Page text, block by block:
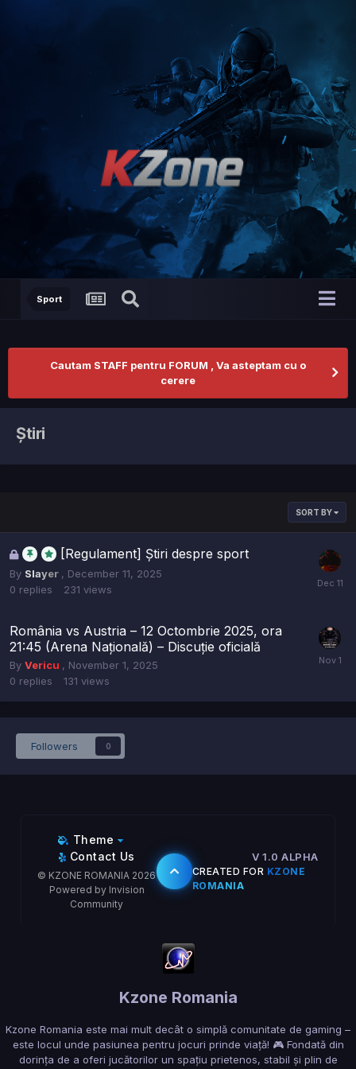
Sport
Cautam STAFF pentru FORUM , Va asteptam cu o
cerere
Știri
SORT BY
This
topic
is
locked
[Regulament] Știri despre sport
By Slayer , December 11, 2025
0 replies 231 views
România vs Austria – 12 Octombrie 2025, ora
21:45 (Arena Națională) – Discuție oficială
By Vericu , November 1, 2025
0 replies 131 views
Followers 0
Theme
Contact Us
© KZONE ROMANIA 2026
Powered by Invision
Community
V 1.0 ALPHA
CREATED FOR KZONE
ROMANIA
Kzone Romania
Kzone Romania este mai mult decât o simplă comunitate de gaming –
este locul unde pasiunea pentru jocuri prinde viață! 🎮 Fondată din
dorința de a oferi jucătorilor un spațiu prietenos, stabil și plin de